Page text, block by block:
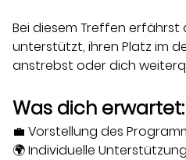
Bei diesem Treffen
unterstützt, ihren Platz im
anstrebst oder dich
Was dich erwartet:
💼 Vorstellung des
🌍 Individuelle